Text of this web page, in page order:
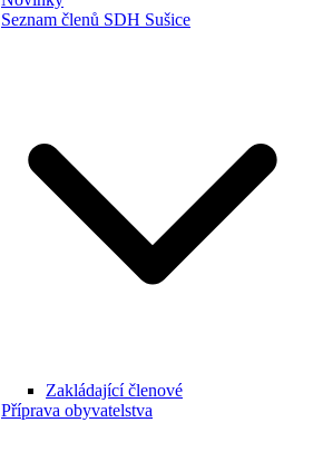
Seznam členů SDH Sušice
Zakládající členové
Příprava obyvatelstva